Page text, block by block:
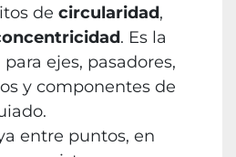
de circularidad,
. Es la
ejes, pasadores,
y componentes de
entre puntos, en